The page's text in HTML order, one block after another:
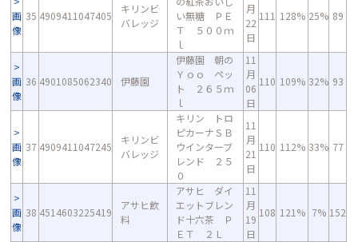
画
像
35 4909411047405
キリンビ
バレッジ
い無糖 ＰＥ
Ｔ ５００ｍ
ｌ
月
22
日
111 128% 25% 89
画
像
36 4901085062340 伊藤園
伊藤園 朝の
Ｙｏｏ ペッ
ト ２６５ｍ
ｌ
11
月
06
日
110 109% 32% 93
画
像
37 4909411047245
キリンビ
バレッジ
キリン トロ
ピカーナＳＢ
ウインターブ
レンド ２５
０
11
月
21
日
110 112% 33% 77
画
像
38 4514603225419
アサヒ飲
料
アサヒ ダイ
エットブレン
ド十六茶 Ｐ
ＥＴ ２Ｌ
11
月
19
日
108 121% 7% 152